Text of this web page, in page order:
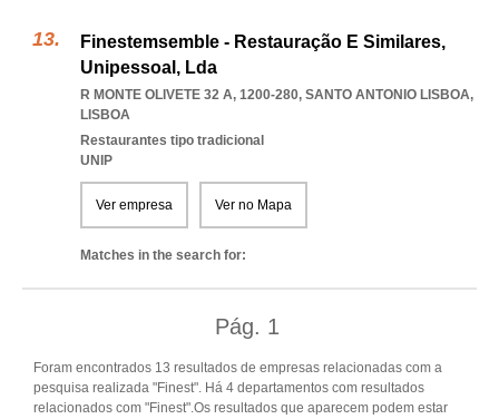
Finestemsemble - Restauração E Similares,
Unipessoal, Lda
R MONTE OLIVETE 32 A, 1200-280, SANTO ANTONIO LISBOA,
LISBOA
Restaurantes tipo tradicional
UNIP
Ver empresa Ver no Mapa
Matches in the search for:
Pág. 1
Foram encontrados 13 resultados de empresas relacionadas com a
pesquisa realizada "Finest". Há 4 departamentos com resultados
relacionados com "Finest".Os resultados que aparecem podem estar